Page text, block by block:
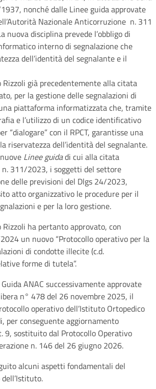
nonché dalle Linee guida approvate
Nazionale Anticorruzione n. 311
nuova disciplina prevede l’obbligo di
interno di segnalazione che
dell’identità del segnalante e il
Rizzoli già precedentemente alla citata
per la gestione delle segnalazioni di
piattaforma informatizzata che, tramite
e l’utilizzo di un codice identificativo
“dialogare” con il RPCT, garantisse una
riservatezza dell’identità del segnalante.
Linee guidadi cui alla citata
n. 311/2023, i soggetti del settore
delle previsioni del Dlgs 24/2023,
atto organizzativo le procedure per il
e per la loro gestione.
Rizzoli ha pertanto approvato, con
un nuovo “Protocollo operativo per la
di condotte illecite (c.d.
forme di tutela”.
ANAC successivamente approvate
n° 478 del 26 novembre 2025, il
operativo dell’Istituto Ortopedico
per conseguente aggiornamento
9, sostituito dal Protocollo Operativo
n. 146 del 26 giugno 2026.
alcuni aspetti fondamentali del